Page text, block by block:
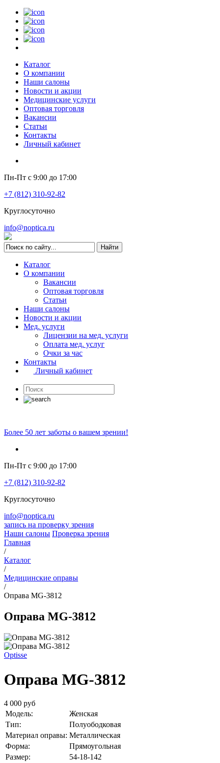
Каталог
О компании
Наши салоны
Новости и акции
Медицинские услуги
Оптовая торговля
Вакансии
Статьи
Контакты
Личный кабинет
Пн-Пт с 9:00 до 17:00
+7 (812) 310-92-82
Круглосуточно
info@noptica.ru
Каталог
О компании
Вакансии
Оптовая торговля
Статьи
Наши салоны
Новости и акции
Мед. услуги
Лицензии на мед. услуги
Оплата мед. услуг
Очки за час
Контакты
Личный кабинет
Более 50 лет заботы о вашем зрении!
Пн-Пт с 9:00 до 17:00
+7 (812) 310-92-82
Круглосуточно
info@noptica.ru
запись на проверку зрения
Наши салоны Проверка зрения
Главная
/
Каталог
/
Медицинские оправы
/
Оправа MG-3812
Оправа MG-3812
Optisse
Оправа MG-3812
4 000 руб
Модель:
Женская
Тип:
Полуободковая
Материал оправы: Металлическая
Форма:
Прямоугольная
Размер:
54-18-142